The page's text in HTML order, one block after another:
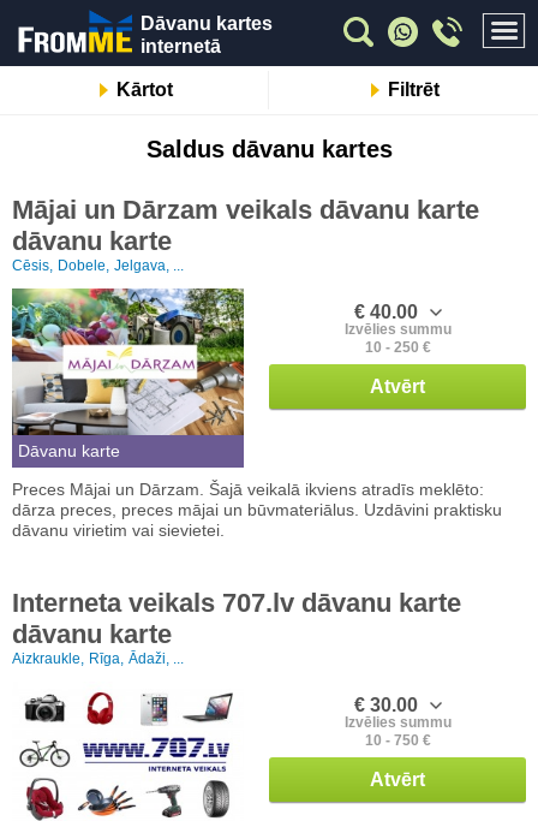
Dāvanu kartes
internetā
Kārtot Filtrēt
Saldus dāvanu kartes
Mājai un Dārzam veikals dāvanu karte
dāvanu karte
Cēsis, Dobele, Jelgava, ...
Dāvanu karte
€ 40.00
Izvēlies summu
10 - 250 €
Atvērt
Preces Mājai un Dārzam. Šajā veikalā ikviens atradīs meklēto:
dārza preces, preces mājai un būvmateriālus. Uzdāvini praktisku
dāvanu virietim vai sievietei.
Interneta veikals 707.lv dāvanu karte
dāvanu karte
Aizkraukle, Rīga, Ādaži, ...
€ 30.00
Izvēlies summu
10 - 750 €
Atvērt